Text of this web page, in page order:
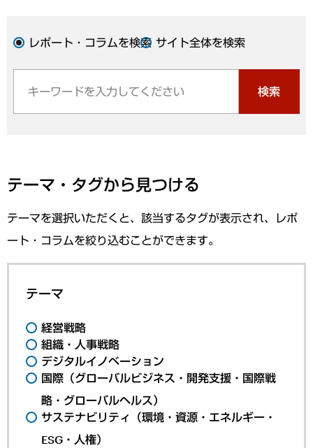
レポート・コラムを検索 サイト全体を検索
検索
テーマ・タグから見つける
テーマを選択いただくと、該当するタグが表示され、レポ
ート・コラムを絞り込むことができます。
テーマ
経営戦略
組織・人事戦略
デジタルイノベーション
国際（グローバルビジネス・開発支援・国際戦
略・グローバルヘルス）
サステナビリティ（環境・資源・エネルギー・
ESG・人権）